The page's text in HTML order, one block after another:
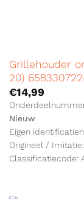
Grillehouder
20)
€14,99
Nieuw
Eigen
Origineel /
Classificatiecode: